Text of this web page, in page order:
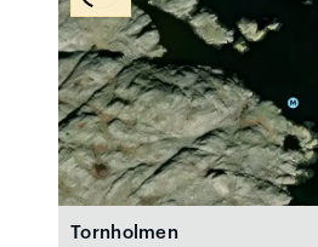
Tornholmen